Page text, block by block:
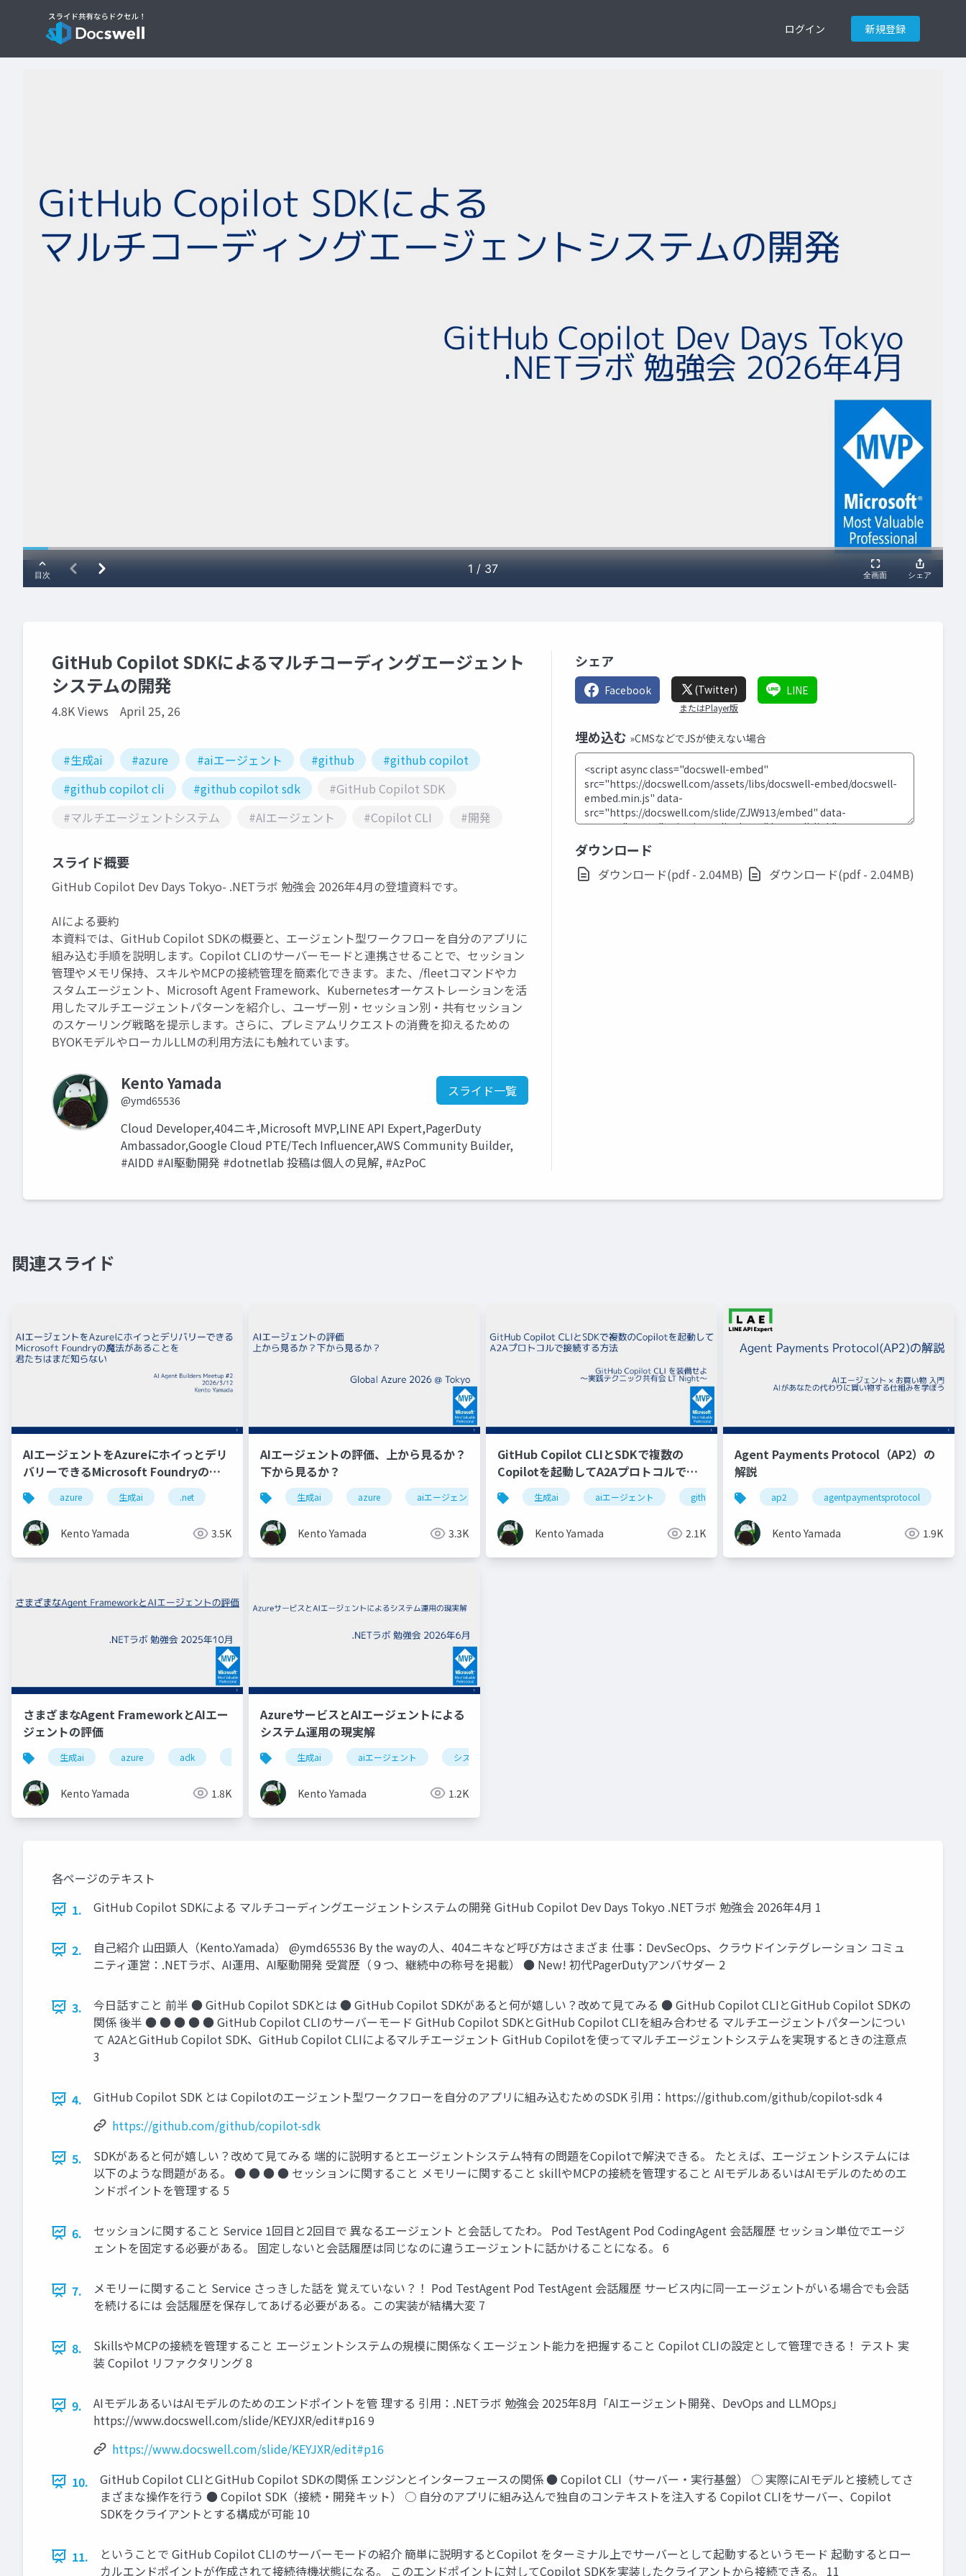
ログイン 新規登録
GitHub Copilot SDKによるマルチコーディングエージェント
システムの開発
4.8K Views April 25, 26
#生成ai #azure #aiエージェント #github
#github copilot
#github copilot cli
#github copilot sdk
#GitHub Copilot SDK
#マルチエージェントシステム
#AIエージェント #Copilot CLI #開発
スライド概要
GitHub Copilot Dev Days Tokyo- .NETラボ 勉強会 2026年4月の登壇資料です。
AIによる要約
本資料では、GitHub Copilot SDKの概要と、エージェント型ワークフローを自分のアプリに
組み込む手順を説明します。Copilot CLIのサーバーモードと連携させることで、セッション
管理やメモリ保持、スキルやMCPの接続管理を簡素化できます。また、/fleetコマンドやカ
スタムエージェント、Microsoft Agent Framework、Kubernetesオーケストレーションを活
用したマルチエージェントパターンを紹介し、ユーザー別・セッション別・共有セッション
のスケーリング戦略を提示します。さらに、プレミアムリクエストの消費を抑えるための
BYOKモデルやローカルLLMの利用方法にも触れています。
Kento Yamada
@ymd65536
スライド一覧
Cloud Developer,404ニキ,Microsoft MVP,LINE API Expert,PagerDuty
Ambassador,Google Cloud PTE/Tech Influencer,AWS Community Builder,
#AIDD #AI駆動開発 #dotnetlab 投稿は個人の見解, #AzPoC
シェア
Facebook (Twitter)
またはPlayer版
LINE
埋め込む »CMSなどでJSが使えない場合
ダウンロード
ダウンロード(pdf - 2.04MB) ダウンロード(pdf - 2.04MB)
関連スライド
AIエージェントをAzureにホイっとデリ
バリーできるMicrosoft Foundryの魔
法があることを君たちはまだ知らない
azure 生成ai .net
Kento Yamada 3.5K
AIエージェントの評価、上から見るか？
下から見るか？
生成ai azure aiエージェント評価
Kento Yamada 3.3K
GitHub Copilot CLIとSDKで複数の
Copilotを起動してA2Aプロトコルで接
続する方法
生成ai aiエージェント githubcopilot a2a kubernetes
Kento Yamada 2.1K
Agent Payments Protocol（AP2）の
解説
ap2 agentpaymentsprotocol
Kento Yamada 1.9K
さまざまなAgent FrameworkとAIエー
ジェントの評価
生成ai azure adk microsoftagentframework google cloud
Kento Yamada 1.8K
AzureサービスとAIエージェントによる
システム運用の現実解
生成ai aiエージェント システム
Kento Yamada 1.2K
各ページのテキスト
1.
GitHub Copilot SDKによる マルチコーディングエージェントシステムの開発 GitHub Copilot Dev Days Tokyo .NETラボ 勉強会 2026年4月 1
2.
自己紹介 山田顕人（Kento.Yamada） @ymd65536 By the wayの人、404ニキなど呼び方はさまざま 仕事：DevSecOps、クラウドインテグレーション コミュ
ニティ運営：.NETラボ、AI運用、AI駆動開発 受賞歴（９つ、継続中の称号を掲載） ● New! 初代PagerDutyアンバサダー 2
3.
今日話すこと 前半 ● GitHub Copilot SDKとは ● GitHub Copilot SDKがあると何が嬉しい？改めて見てみる ● GitHub Copilot CLIとGitHub Copilot SDKの
関係 後半 ● ● ● ● ● GitHub Copilot CLIのサーバーモード GitHub Copilot SDKとGitHub Copilot CLIを組み合わせる マルチエージェントパターンについ
て A2AとGitHub Copilot SDK、GitHub Copilot CLIによるマルチエージェント GitHub Copilotを使ってマルチエージェントシステムを実現するときの注意点
3
4.
GitHub Copilot SDK とは Copilotのエージェント型ワークフローを自分のアプリに組み込むためのSDK 引用：https://github.com/github/copilot-sdk 4
https://github.com/github/copilot-sdk
5.
SDKがあると何が嬉しい？改めて見てみる 端的に説明するとエージェントシステム特有の問題をCopilotで解決できる。 たとえば、エージェントシステムには
以下のような問題がある。 ● ● ● ● セッションに関すること メモリーに関すること skillやMCPの接続を管理すること AIモデルあるいはAIモデルのためのエ
ンドポイントを管理する 5
6.
セッションに関すること Service 1回目と2回目で 異なるエージェント と会話してたわ。 Pod TestAgent Pod CodingAgent 会話履歴 セッション単位でエージ
ェントを固定する必要がある。 固定しないと会話履歴は同じなのに違うエージェントに話かけることになる。 6
7.
メモリーに関すること Service さっきした話を 覚えていない？！ Pod TestAgent Pod TestAgent 会話履歴 サービス内に同一エージェントがいる場合でも会話
を続けるには 会話履歴を保存してあげる必要がある。この実装が結構大変 7
8.
SkillsやMCPの接続を管理すること エージェントシステムの規模に関係なくエージェント能力を把握すること Copilot CLIの設定として管理できる！ テスト 実
装 Copilot リファクタリング 8
9.
AIモデルあるいはAIモデルのためのエンドポイントを管 理する 引用：.NETラボ 勉強会 2025年8月「AIエージェント開発、DevOps and LLMOps」
https://www.docswell.com/slide/KEYJXR/edit#p16 9
https://www.docswell.com/slide/KEYJXR/edit#p16
10.
GitHub Copilot CLIとGitHub Copilot SDKの関係 エンジンとインターフェースの関係 ● Copilot CLI（サーバー・実行基盤） ○ 実際にAIモデルと接続してさ
まざまな操作を行う ● Copilot SDK（接続・開発キット） ○ 自分のアプリに組み込んで独自のコンテキストを注入する Copilot CLIをサーバー、Copilot
SDKをクライアントとする構成が可能 10
11.
ということで GitHub Copilot CLIのサーバーモードの紹介 簡単に説明するとCopilot をターミナル上でサーバーとして起動するというモード 起動するとロー
カルエンドポイントが作成されて接続待機状態になる。 このエンドポイントに対してCopilot SDKを実装したクライアントから接続できる。 11